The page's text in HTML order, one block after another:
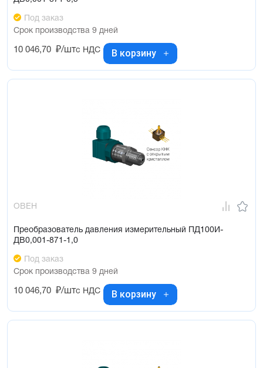
Под заказ
Срок производства 9 дней
10 046,70 ₽/штс НДС В корзину
ОВЕН
Преобразователь давления измерительный ПД100И-
ДВ0,001-871-1,0
Под заказ
Срок производства 9 дней
10 046,70 ₽/штс НДС В корзину